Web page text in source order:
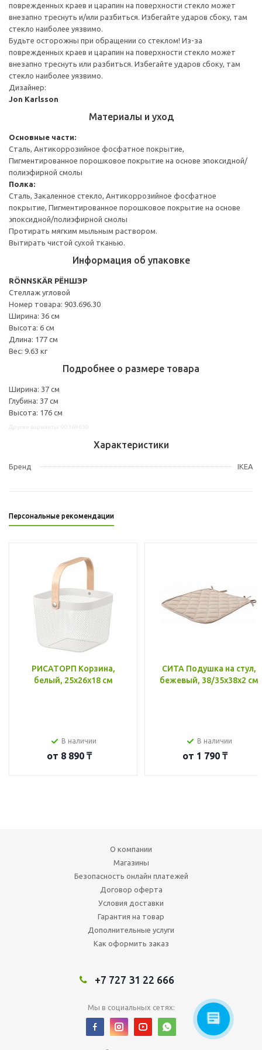
поврежденных краев и царапин на поверхности стекло может
внезапно треснуть и/или разбиться. Избегайте ударов сбоку, там
стекло наиболее уязвимо.
Будьте осторожны при обращении со стеклом! Из-за
поврежденных краев и царапин на поверхности стекло может
внезапно треснуть или разбиться. Избегайте ударов сбоку, там
стекло наиболее уязвимо.
Дизайнер:
Jon Karlsson
Материалы и уход
Основные части:
Сталь, Антикоррозийное фосфатное покрытие,
Пигментированное порошковое покрытие на основе эпоксидной/
полиэфирной смолы
Полка:
Сталь, Закаленное стекло, Антикоррозийное фосфатное
покрытие, Пигментированное порошковое покрытие на основе
эпоксидной/полиэфирной смолы
Протирать мягким мыльным раствором.
Вытирать чистой сухой тканью.
Информация об упаковке
RÖNNSKÄR РЁНШЭР
Стеллаж угловой
Номер товара: 903.696.30
Ширина: 36 см
Высота: 6 см
Длина: 177 см
Вес: 9.63 кг
Подробнее о размере товара
Ширина: 37 см
Глубина: 37 см
Высота: 176 см
Характеристики
Бренд IKEA
Персональные рекомендации
РИСАТОРП Корзина,
белый, 25x26x18 см
В наличии
от 8 890 ₸
СИТА Подушка на стул,
бежевый, 38/35x38x2 см
В наличии
от 1 790 ₸
О компании
Магазины
Безопасность онлайн платежей
Договор оферта
Условия доставки
Гарантия на товар
Дополнительные услуги
Как оформить заказ
+7 727 31 22 666
Мы в социальных сетях: